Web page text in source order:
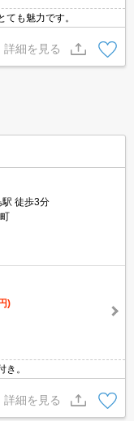
ても魅力です。
詳細を見る
駅 徒歩3分
)
き。
詳細を見る